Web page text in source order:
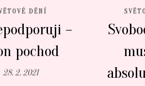
DĚNÍ
–
pochod
28. 2. 2021